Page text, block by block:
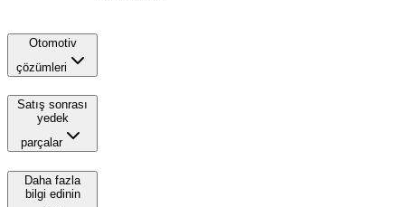
Otomotiv
çözümleri
Satış sonrası
yedek
parçalar
Daha fazla
bilgi edinin